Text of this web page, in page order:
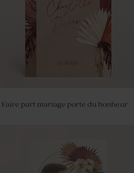
Faire part mariage porte du bonheur